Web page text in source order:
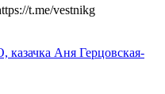
t.me/vestnikg
Аня Герцовская-